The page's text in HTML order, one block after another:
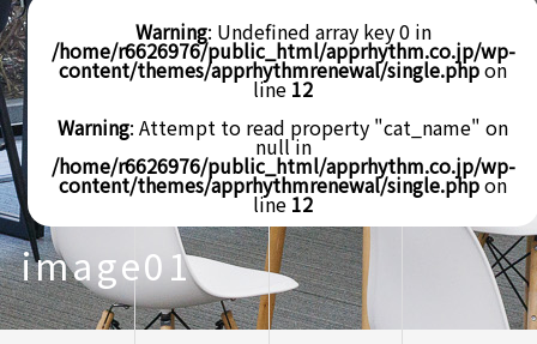
Warning: Undefined array key 0 in
/home/r6626976/public_html/apprhythm.co.jp/wp-
content/themes/apprhythmrenewal/single.phpon
line 12
Warning: Attempt to read property "cat_name" on
null in
/home/r6626976/public_html/apprhythm.co.jp/wp-
content/themes/apprhythmrenewal/single.phpon
line 12
image01